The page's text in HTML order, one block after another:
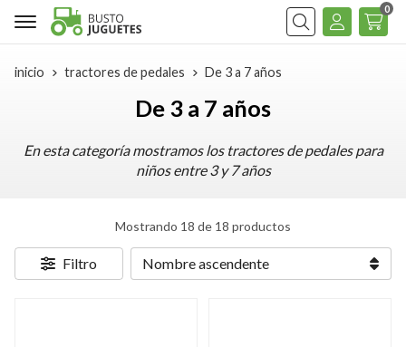
Buscar
0
inicio tractores de pedales De 3 a 7 años
De 3 a 7 años
En esta categoría mostramos los tractores de pedales para
niños entre 3 y 7 años
Mostrando 18 de 18 productos
Filtro